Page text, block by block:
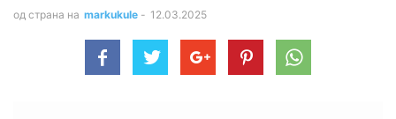
од страна на markukule - 12.03.2025